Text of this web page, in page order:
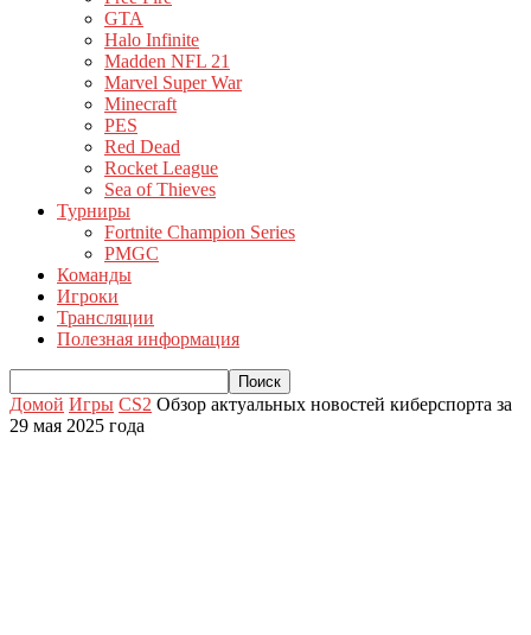
GTA
Halo Infinite
Madden NFL 21
Marvel Super War
Minecraft
PES
Red Dead
Rocket League
Sea of Thieves
Турниры
Fortnite Champion Series
PMGC
Команды
Игроки
Трансляции
Полезная информация
Домой Игры CS2 Обзор актуальных новостей киберспорта за
29 мая 2025 года